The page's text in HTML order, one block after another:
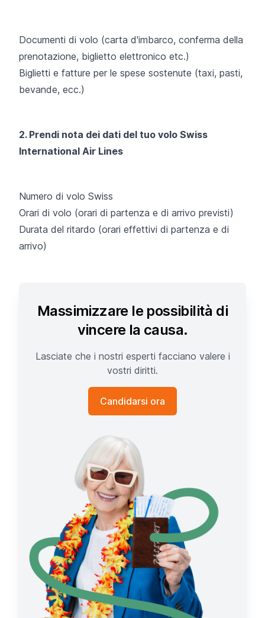
Documenti di volo (carta d'imbarco, conferma della
prenotazione, biglietto elettronico etc.)
Biglietti e fatture per le spese sostenute (taxi, pasti,
bevande, ecc.)
2. Prendi nota dei dati del tuo volo Swiss
International Air Lines
Numero di volo Swiss
Orari di volo (orari di partenza e di arrivo previsti)
Durata del ritardo (orari effettivi di partenza e di
arrivo)
Massimizzare le possibilità di
vincere la causa.
Lasciate che i nostri esperti facciano valere i
vostri diritti.
Candidarsi ora